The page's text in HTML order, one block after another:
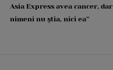
Asia Express avea cancer, dar
nimeni nu știa, nici ea”